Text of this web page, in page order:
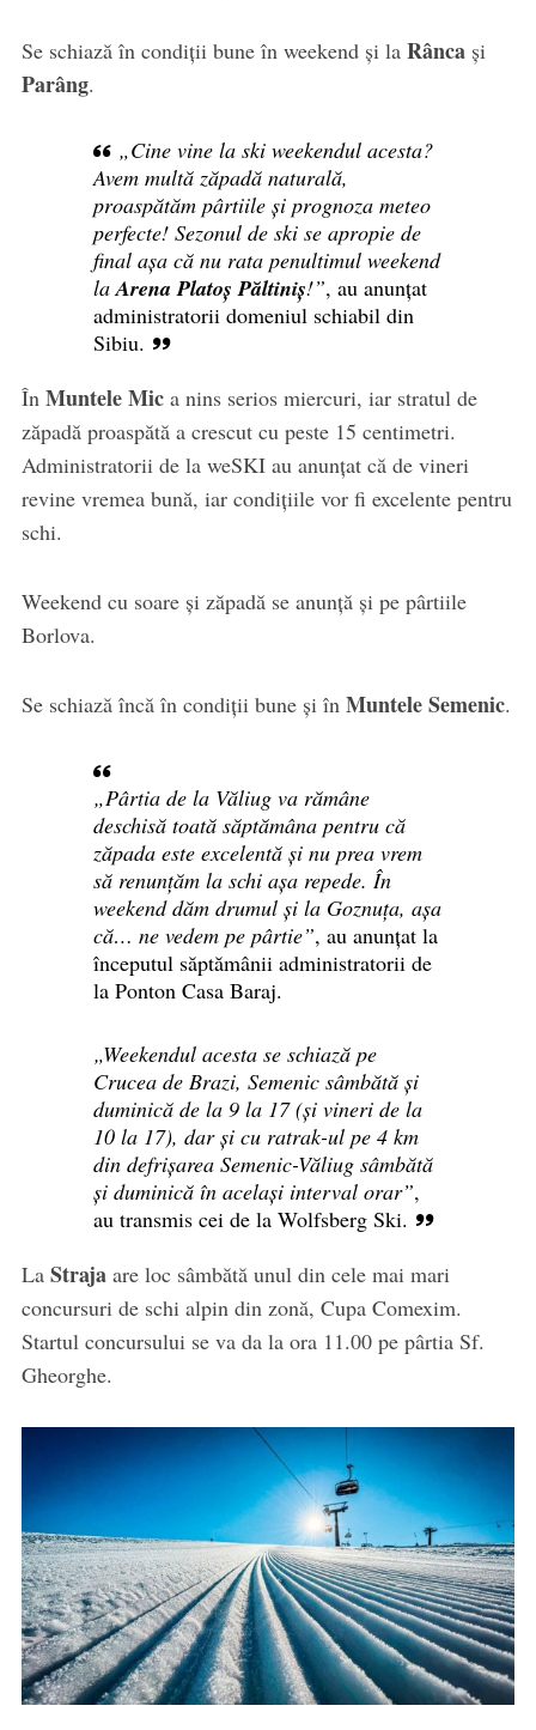
Se schiază în condiții bune în weekend și la Râncași
Parâng.
„Cine vine la ski weekendul acesta?
Avem multă zăpadă naturală,
proaspătăm pârtiile și prognoza meteo
perfecte! Sezonul de ski se apropie de
final așa că nu rata penultimul weekend
laArena Platoș Păltiniș!”, au anunțat
administratorii domeniul schiabil din
Sibiu.
În Muntele Mica nins serios miercuri, iar stratul de
zăpadă proaspătă a crescut cu peste 15 centimetri.
Administratorii de la weSKI au anunțat că de vineri
revine vremea bună, iar condițiile vor fi excelente pentru
schi.
Weekend cu soare și zăpadă se anunță și pe pârtiile
Borlova.
Se schiază încă în condiții bune și în Muntele Semenic.
„Pârtia de la Văliug va rămâne
deschisă toată săptămâna pentru că
zăpada este excelentă și nu prea vrem
să renunțăm la schi așa repede. În
weekend dăm drumul și la Goznuța, așa
că… ne vedem pe pârtie”, au anunțat la
începutul săptămânii administratorii de
la Ponton Casa Baraj.
„Weekendul acesta se schiază pe
Crucea de Brazi, Semenic sâmbătă și
duminică de la 9 la 17 (și vineri de la
10 la 17), dar și cu ratrak-ul pe 4 km
din defrișarea Semenic-Văliug sâmbătă
și duminică în același interval orar”,
au transmis cei de la Wolfsberg Ski.
La Strajaare loc sâmbătă unul din cele mai mari
concursuri de schi alpin din zonă, Cupa Comexim.
Startul concursului se va da la ora 11.00 pe pârtia Sf.
Gheorghe.